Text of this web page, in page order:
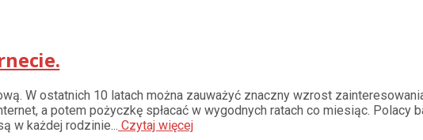
W ostatnich 10 latach można zauważyć znaczny wzrost
a potem pożyczkę spłacać w wygodnych ratach co miesiąc. Polacy
w każdej rodzinie... Czytaj więcej